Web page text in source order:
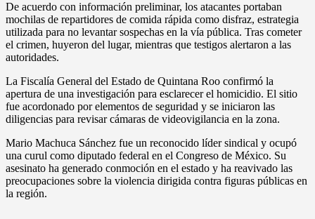
De acuerdo con información preliminar, los atacantes portaban
mochilas de repartidores de comida rápida como disfraz, estrategia
utilizada para no levantar sospechas en la vía pública. Tras cometer
el crimen, huyeron del lugar, mientras que testigos alertaron a las
autoridades.
La Fiscalía General del Estado de Quintana Roo confirmó la
apertura de una investigación para esclarecer el homicidio. El sitio
fue acordonado por elementos de seguridad y se iniciaron las
diligencias para revisar cámaras de videovigilancia en la zona.
Mario Machuca Sánchez fue un reconocido líder sindical y ocupó
una curul como diputado federal en el Congreso de México. Su
asesinato ha generado conmoción en el estado y ha reavivado las
preocupaciones sobre la violencia dirigida contra figuras públicas en
la región.